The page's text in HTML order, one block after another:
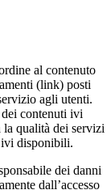
al contenuto
(link) posti
agli utenti.
contenuti ivi
la qualità dei servizi
disponibili.
dei danni
dall’accesso